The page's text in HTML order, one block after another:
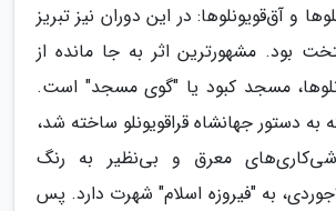
و آق‌قویونلوها: در این دوران نیز تبریز
بود. مشهورترین اثر به جا مانده از
مسجد کبود یا "گوی مسجد" است.
دستور جهانشاه قراقویونلو ساخته شد،
معرق و بی‌نظیر به رنگ
به "فیروزه اسلام" شهرت دارد. پس